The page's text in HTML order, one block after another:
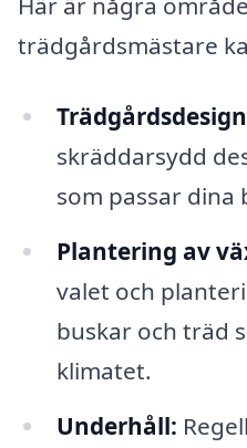
trädgårdsmästare
skräddarsydd
som passar dina
Plantering av
valet och
buskar och träd
klimatet.
Underhåll: